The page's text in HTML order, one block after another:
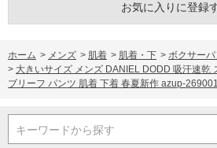
お気に入りに登録
ホーム > メンズ > 肌着 > 肌着・下 > ボクサーパ
> 大きいサイズ メンズ DANIEL DODD 吸汗速乾
ブリーフ パンツ 肌着 下着 春夏新作 azup-269001
キーワードから探す